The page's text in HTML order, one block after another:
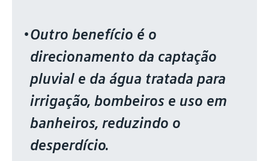
Outro benefício é o
direcionamento da captação
pluvial e da água tratada para
irrigação, bombeiros e uso em
banheiros, reduzindo o
desperdício.